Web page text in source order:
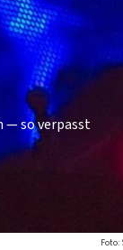
— so verpasst
Foto: